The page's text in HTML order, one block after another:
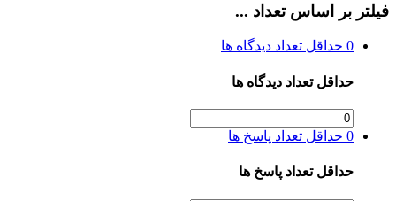
فیلتر بر اساس تعداد ...
0 حداقل تعداد دیدگاه ها
حداقل تعداد دیدگاه ها
0 حداقل تعداد پاسخ ها
حداقل تعداد پاسخ ها